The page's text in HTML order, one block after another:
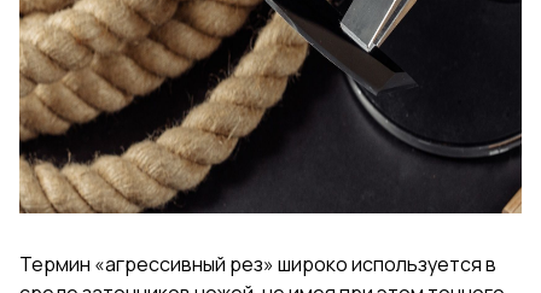
Термин «агрессивный рез» широко используется в